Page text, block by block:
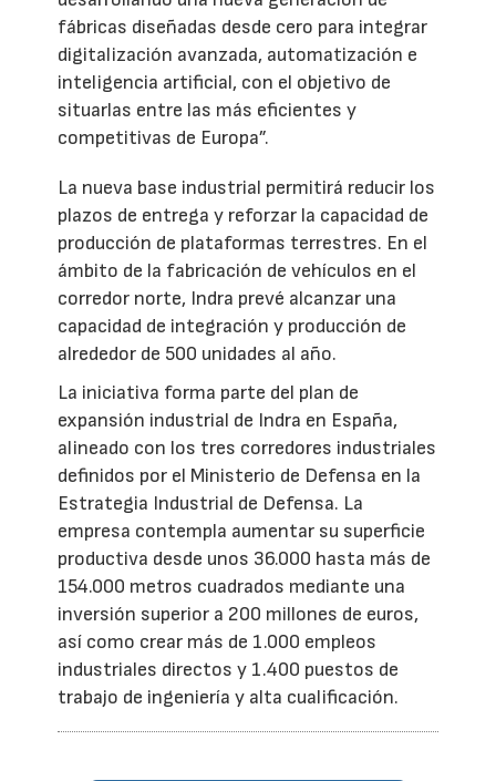
fábricas diseñadas desde cero para integrar
digitalización avanzada, automatización e
inteligencia artificial, con el objetivo de
situarlas entre las más eficientes y
competitivas de Europa”.
La nueva base industrial permitirá reducir los
plazos de entrega y reforzar la capacidad de
producción de plataformas terrestres. En el
ámbito de la fabricación de vehículos en el
corredor norte, Indra prevé alcanzar una
capacidad de integración y producción de
alrededor de 500 unidades al año.
La iniciativa forma parte del plan de
expansión industrial de Indra en España,
alineado con los tres corredores industriales
definidos por el Ministerio de Defensa en la
Estrategia Industrial de Defensa. La
empresa contempla aumentar su superficie
productiva desde unos 36.000 hasta más de
154.000 metros cuadrados mediante una
inversión superior a 200 millones de euros,
así como crear más de 1.000 empleos
industriales directos y 1.400 puestos de
trabajo de ingeniería y alta cualificación.